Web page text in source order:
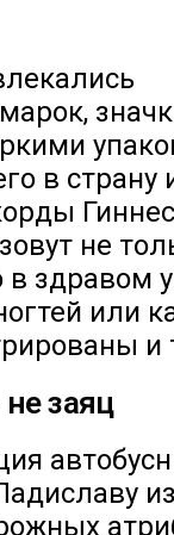
в страну
не
в здравом
или
заяц